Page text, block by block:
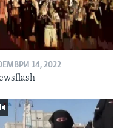
14, 2022